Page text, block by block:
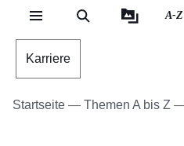
Statistik
A-Z
Karriere
Startseite Themen A bis Z